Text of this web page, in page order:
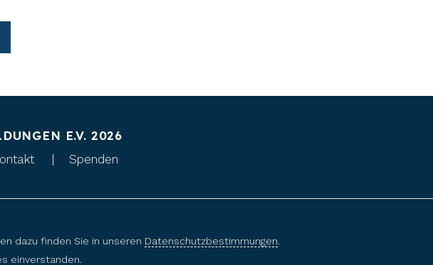
E.V. 2026
Spenden
dazu finden Sie in unseren Datenschutzbestimmungen.
einverstanden.